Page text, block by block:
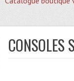
CONSOLES